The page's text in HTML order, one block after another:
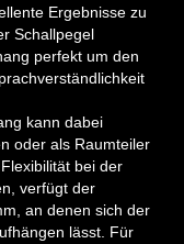
Ergebnisse zu
Schallpegel
perfekt um den
kann dabei
oder als Raumteiler
bei der
verfügt der
an denen sich der
lässt. Für